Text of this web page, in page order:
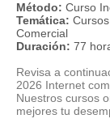
Método: Curso
Temática:
Comercial
Duración: 77
Revisa a
2026 Internet
Nuestros cursos
mejores tu